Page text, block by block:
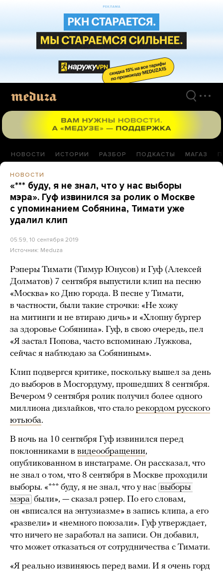
НОВОСТИ ИСТОРИИ РАЗБОР ПОДКАСТЫ МАГАЗ
НОВОСТИ
«*** буду, я не знал, что у нас выборы
мэра». Гуф извинился за ролик о Москве
с упоминанием Собянина, Тимати уже
удалил клип
05:59, 10 сентября 2019
Источник: Meduza
Рэперы Тимати (Тимур Юнусов) и Гуф (Алексей
Долматов) 7 сентября выпустили клип на песню
«Москва» ко Дню города. В песне у Тимати,
в частности, были такие строчки: «Не хожу
на митинги и не втираю дичь» и «Хлопну бургер
за здоровье Собянина». Гуф, в свою очередь, пел
«Я застал Попова, часто вспоминаю Лужкова,
сейчас я наблюдаю за Собяниным».
Клип подвергся критике, поскольку вышел за день
до выборов в Мосгордуму, прошедших 8 сентября.
Вечером 9 сентября ролик получил более одного
миллиона дизлайков, что стало рекордом русского
ютьюба.
В ночь на 10 сентября Гуф извинился перед
поклонниками в видеообращении,
опубликованном в инстаграме. Он рассказал, что
не знал о том, что 8 сентября в Москве проходили
выборы. «*** буду, я не знал, что у нас выборы
мэра были», — сказал рэпер. По его словам,
он «вписался на энтузиазме» в запись клипа, а его
«развели» и «немного поюзали». Гуф утверждает,
что ничего не заработал на записи. Он добавил,
что может отказаться от сотрудничества с Тимати.
«Я реально извиняюсь перед вами. И я очень горд